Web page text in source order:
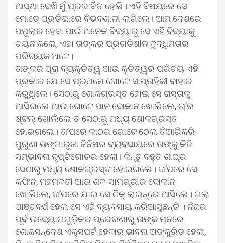
ଆସ୍ଥା ଦେଖି ମୁଁ ପ୍ରଭାବିତ ହେଲି। ଏହି ବିଷୟରେ ସେ
ମୋତେ ପ୍ରତିଭାରେ ବିଭବଶାଳୀ ଲାଗିଲେ। ଆମ ଦେଶରେ
ପପୁଲାର ହେବା ପାଇଁ ଅନେକ ବିଦ୍ୟାରୁ ସେ ଏହି ବିଦ୍ୟାକୁ
ଚୟନ କଲେ, ଏହା ତାଙ୍କର ପ୍ରଗତିଶୀଳ ବୁଦ୍ଧିମତାର
ପରିଚାୟକ ଅଟେ।
ତାଙ୍କର ପୂରା ବ୍ୟକ୍ତିତ୍ୱ ଆଉ କୃତିତ୍ୱର ପରିଚୟ ଏହି
ପ୍ରକାର ଯେ ସେ ପ୍ରଥମେ ଗୋଟେ ସାପ୍ତାହିକୀ ବାହାର
କରୁଥିଲେ। ସେଠାରୁ ଶୋକଗ୍ରସ୍ତ ହୋଇ ସେ ରାସ୍ତାକୁ
ଆସିଗଲେ ଆଉ ଗୋଟେ ପାନ ଦୋକାନ ଖୋଲିଲେ, ଚା’ର
ଷ୍ଟଲ୍ ଖୋଲିଲେ ତ ସେଠାରୁ ମଧ୍ୟ ଶୋକଗ୍ରସ୍ତ
ହୋଇଗଲେ। ତା’ପରେ କାଠର ଗୋଟେ ଠେଲା ତିଆରିକରି
ପୁରୁଣା ଭଙ୍ଗାରୁଜା ଜିନିଷର ବ୍ୟବସାୟରେ ତାଙ୍କୁ କିଛି
ସମ୍ଭାବନା ଦୃଷ୍ଟିଗୋଚର ହେଲା। କିନ୍ତୁ ବହୁତ ଶୀଘ୍ର
ସେଠାରୁ ମଧ୍ୟ ଶୋକଗ୍ରସ୍ତ ହୋଇଗଲେ। ତା’ପରେ ସେ
କଫିନ, ମହମବତୀ ଆଉ ଶବ-ସାମଗ୍ରୀର ଦୋକାନ
ଖୋଲିଲେ, ତା’ପରେ ଯାଇ ସେ ଠିକ୍‍ ଲାଇନ୍‌ରେ ଆସିଲେ। ଗଲା
ପାଞ୍ଚବର୍ଷ ହେଲା ସେ ଏହି ବ୍ୟବସାୟ କରିଆସୁଛନ୍ତି । ନିଜର
ପୂର୍ବ ଉଦ୍ୟୋଗଗୁଡ଼ିକର ପ୍ରେରଣାରୁ ତାଙ୍କ ମନରେ
ଶୋକସନ୍ଦେଶ ଏକ୍ସପର୍ଟ ହେବାର ଭାବନା ଅଙ୍କୁରିତ ହେଲା,